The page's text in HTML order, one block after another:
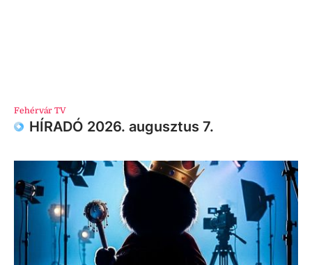
Fehérvár TV
HÍRADÓ 2026. augusztus 7.